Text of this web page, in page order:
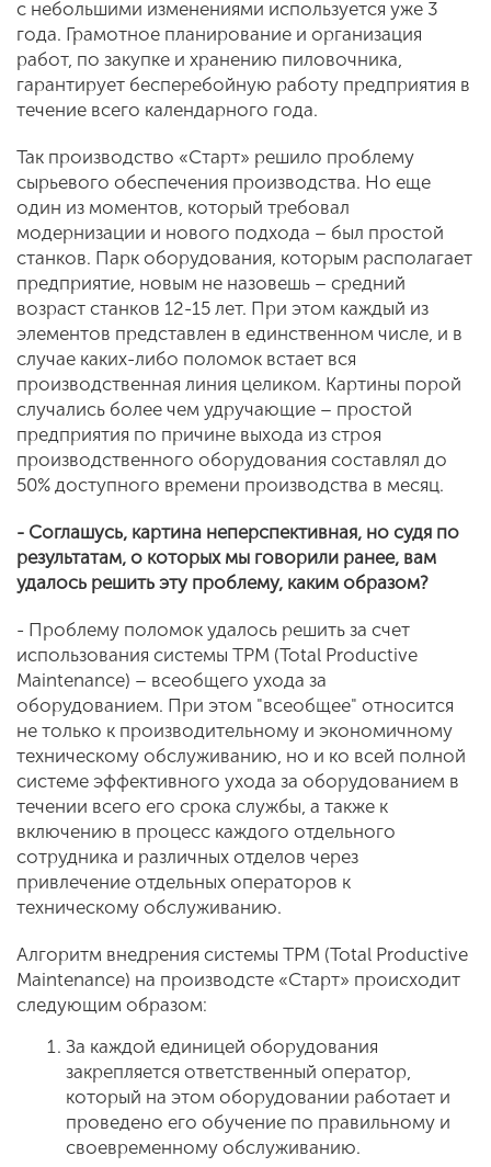
с небольшими изменениями используется уже 3
года. Грамотное планирование и организация
работ, по закупке и хранению пиловочника,
гарантирует бесперебойную работу предприятия в
течение всего календарного года.
Так производство «Старт» решило проблему
сырьевого обеспечения производства. Но еще
один из моментов, который требовал
модернизации и нового подхода – был простой
станков. Парк оборудования, которым располагает
предприятие, новым не назовешь – средний
возраст станков 12-15 лет. При этом каждый из
элементов представлен в единственном числе, и в
случае каких-либо поломок встает вся
производственная линия целиком. Картины порой
случались более чем удручающие – простой
предприятия по причине выхода из строя
производственного оборудования составлял до
50% доступного времени производства в месяц.
- Соглашусь, картина неперспективная, но судя по
результатам, о которых мы говорили ранее, вам
удалось решить эту проблему, каким образом?
- Проблему поломок удалось решить за счет
использования системы ТРМ (Total Productive
Maintenance) – всеобщего ухода за
оборудованием. При этом "всеобщее" относится
не только к производительному и экономичному
техническому обслуживанию, но и ко всей полной
системе эффективного ухода за оборудованием в
течении всего его срока службы, а также к
включению в процесс каждого отдельного
сотрудника и различных отделов через
привлечение отдельных операторов к
техническому обслуживанию.
Алгоритм внедрения системы ТРМ (Total Productive
Maintenance) на производсте «Старт» происходит
следующим образом:
За каждой единицей оборудования
закрепляется ответственный оператор,
который на этом оборудовании работает и
проведено его обучение по правильному и
своевременному обслуживанию.